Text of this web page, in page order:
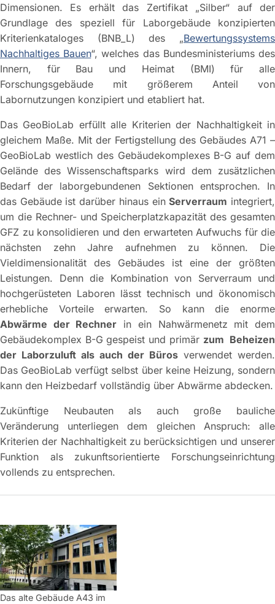
Dimensionen. Es erhält das Zertifikat „Silber“ auf der
Grundlage des speziell für Laborgebäude konzipierten
Kriterienkataloges (BNB_L) des „Bewertungssystems
Nachhaltiges Bauen“, welches das Bundesministeriums des
Innern, für Bau und Heimat (BMI) für alle
Forschungsgebäude mit größerem Anteil von
Labornutzungen konzipiert und etabliert hat.
Das GeoBioLab erfüllt alle Kriterien der Nachhaltigkeit in
gleichem Maße. Mit der Fertigstellung des Gebäudes A71 –
GeoBioLab westlich des Gebäudekomplexes B-G auf dem
Gelände des Wissenschaftsparks wird dem zusätzlichen
Bedarf der laborgebundenen Sektionen entsprochen. In
das Gebäude ist darüber hinaus einServerraum integriert,
um die Rechner- und Speicherplatzkapazität des gesamten
GFZ zu konsolidieren und den erwarteten Aufwuchs für die
nächsten zehn Jahre aufnehmen zu können. Die
Vieldimensionalität des Gebäudes ist eine der größten
Leistungen. Denn die Kombination von Serverraum und
hochgerüsteten Laboren lässt technisch und ökonomisch
erhebliche Vorteile erwarten. So kann die enorme
Abwärme der Rechner in ein Nahwärmenetz mit dem
Gebäudekomplex B-G gespeist und primär zum Beheizen
der Laborzuluft als auch der Büros verwendet werden.
Das GeoBioLab verfügt selbst über keine Heizung, sondern
kann den Heizbedarf vollständig über Abwärme abdecken.
Zukünftige Neubauten als auch große bauliche
Veränderung unterliegen dem gleichen Anspruch: alle
Kriterien der Nachhaltigkeit zu berücksichtigen und unserer
Funktion als zukunftsorientierte Forschungseinrichtung
vollends zu entsprechen.
Das alte Gebäude A43 im